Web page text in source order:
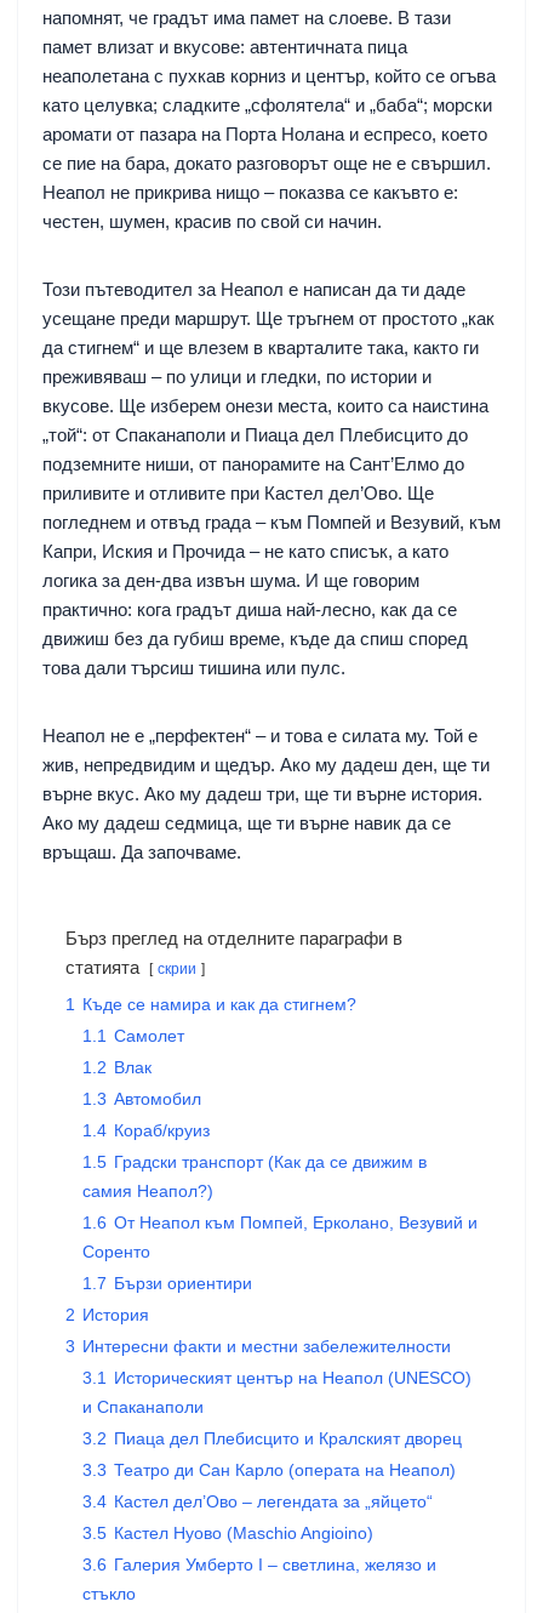
напомнят, че градът има памет на слоеве. В тази
памет влизат и вкусове: автентичната пица
неаполетана с пухкав корниз и център, който се огъва
като целувка; сладките „сфолятела“ и „баба“; морски
аромати от пазара на Порта Нолана и еспресо, което
се пие на бара, докато разговорът още не е свършил.
Неапол не прикрива нищо – показва се какъвто е:
честен, шумен, красив по свой си начин.
Този пътеводител за Неапол е написан да ти даде
усещане преди маршрут. Ще тръгнем от простото „как
да стигнем“ и ще влезем в кварталите така, както ги
преживяваш – по улици и гледки, по истории и
вкусове. Ще изберем онези места, които са наистина
„той“: от Спаканаполи и Пиаца дел Плебисцито до
подземните ниши, от панорамите на Сант’Елмо до
приливите и отливите при Кастел дел’Ово. Ще
погледнем и отвъд града – към Помпей и Везувий, към
Капри, Иския и Прочида – не като списък, а като
логика за ден-два извън шумa. И ще говорим
практично: кога градът диша най-лесно, как да се
движиш без да губиш време, къде да спиш според
това дали търсиш тишина или пулс.
Неапол не е „перфектен“ – и това е силата му. Той е
жив, непредвидим и щедър. Ако му дадеш ден, ще ти
върне вкус. Ако му дадеш три, ще ти върне история.
Ако му дадеш седмица, ще ти върне навик да се
връщаш. Да започваме.
Бърз преглед на отделните параграфи в
статията
скрии
1
Къде се намира и как да стигнем?
1.1
Самолет
1.2 Влак
1.3 Автомобил
1.4 Кораб/круиз
1.5 Градски транспорт (Как да се движим в
самия Неапол?)
1.6 От Неапол към Помпей, Ерколано, Везувий и
Соренто
1.7 Бързи ориентири
2 История
3 Интересни факти и местни забележителности
3.1
Историческият център на Неапол (UNESCO)
и Спаканаполи
3.2 Пиаца дел Плебисцито и Кралският дворец
3.3 Театро ди Сан Карло (операта на Неапол)
3.4 Кастел дел’Ово – легендата за „яйцето“
3.5 Кастел Нуово (Maschio Angioino)
3.6 Галерия Умберто I – светлина, желязо и
стъкло